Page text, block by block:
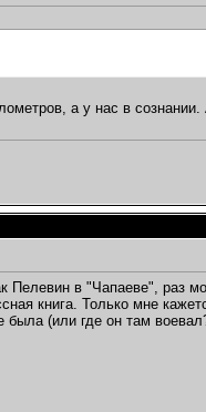
а у нас в
в "Чапаеве", раз
книга. Только мне
(или где он там